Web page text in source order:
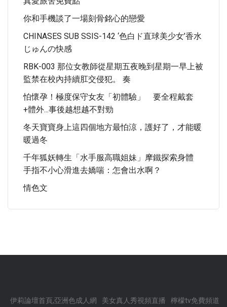
你和手機談了一場刻骨銘心的戀愛
CHINASES SUB SSIS-142 ‘色白ド直球美少女’香水
じゅんの快感
RBK-003 那位女教師從星期五夜晚到星期一早上被
監禁在校內持續肛交侵犯。 奏
怕懷孕！極度保守女友「初體驗」 要全程戴套
+體外...事後越想越不對勁
冬天寶寶身上這四個地方最怕涼，護好了，才能暖
暖過冬
千年狐妖轉生「水手服高職姐妹」摩鐵探索身體
手指不小心滑進去嬌喘：怎會出水啊？
情色文
伊莉論壇首頁,亞洲色成人網 美女真人秀視頻直播
檸檬tv免費頻道